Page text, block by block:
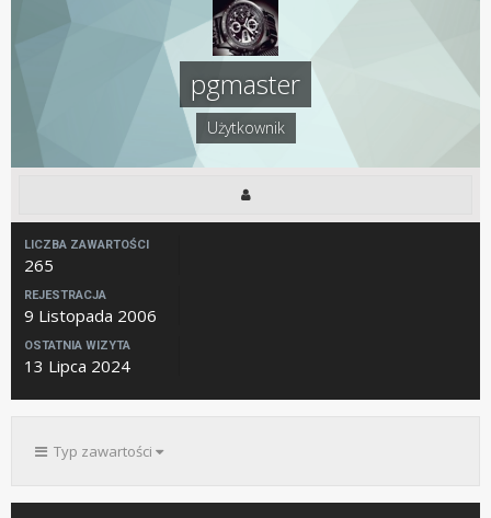
pgmaster
Użytkownik
LICZBA ZAWARTOŚCI
265
REJESTRACJA
9 Listopada 2006
OSTATNIA WIZYTA
13 Lipca 2024
Typ zawartości